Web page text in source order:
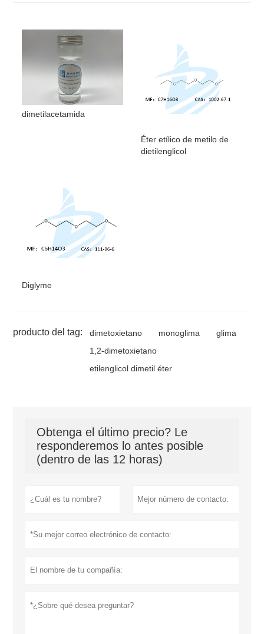
dimetilacetamida
Éter etílico de metilo de
dietilenglicol
Diglyme
producto del tag: dimetoxietano monoglima
glima
1,2-dimetoxietano
etilenglicol dimetil éter
Obtenga el último precio? Le
responderemos lo antes posible
(dentro de las 12 horas)